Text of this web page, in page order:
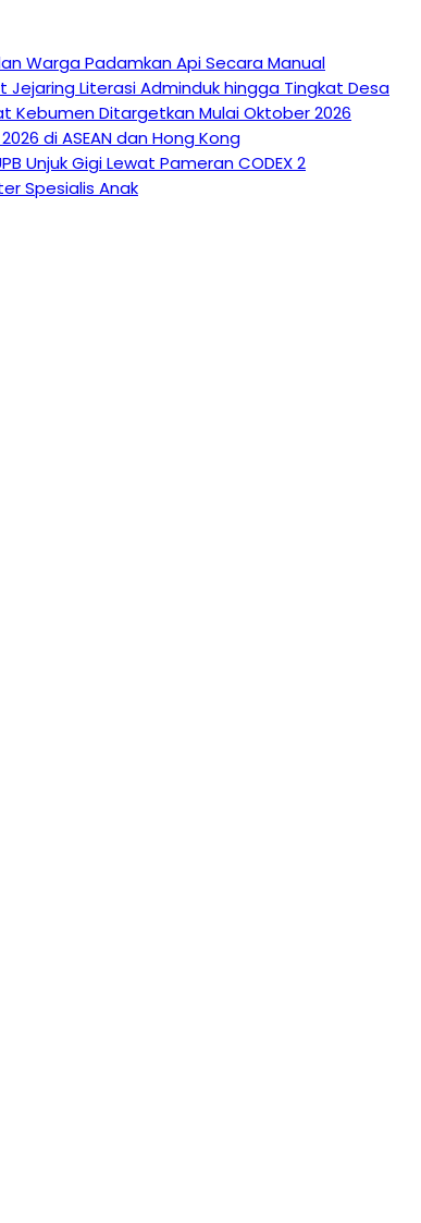
Warga Padamkan Api Secara Manual
Jejaring Literasi Adminduk hingga Tingkat Desa
Kebumen Ditargetkan Mulai Oktober 2026
di ASEAN dan Hong Kong
Unjuk Gigi Lewat Pameran CODEX 2
Spesialis Anak